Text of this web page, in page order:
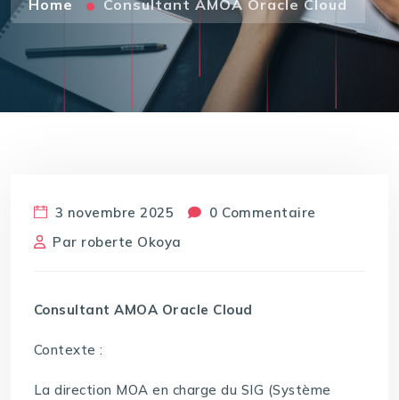
Home Consultant AMOA Oracle Cloud
3 novembre 2025
0 Commentaire
Par roberte Okoya
Consultant AMOA Oracle Cloud
Contexte :
La direction MOA en charge du SIG (Système